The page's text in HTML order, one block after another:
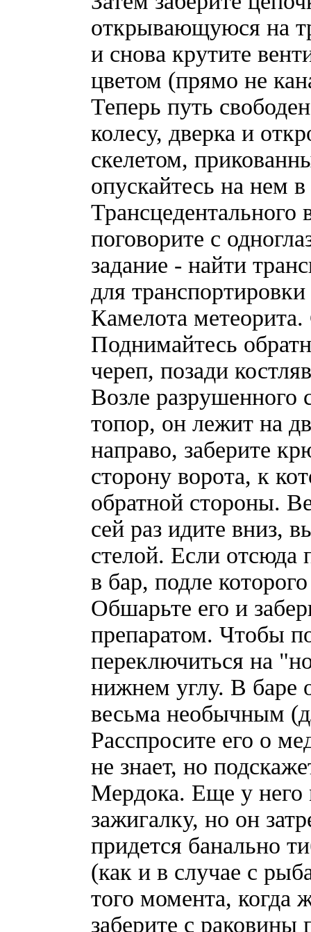
открывающуюся на
и снова крутите
цветом (прямо не
Теперь путь
колесу, дверка и
скелетом,
опускайтесь на нем
Трансцедентального
поговорите с
задание - найти
для
Камелота
Поднимайтесь
череп, позади
Возле разрушенного
топор, он лежит на
направо, заберите
сторону ворота, к
обратной стороны.
сей раз идите вниз,
стелой. Если отсюда
в бар, подле
Обшарьте его и
препаратом. Чтобы
переключиться на
нижнем углу. В баре
весьма необычным
Расспросите его о
не знает, но
Мердока. Еще у него
зажигалку, но он
придется банально
(как и в случае с
того момента, когда
заберите с раковины